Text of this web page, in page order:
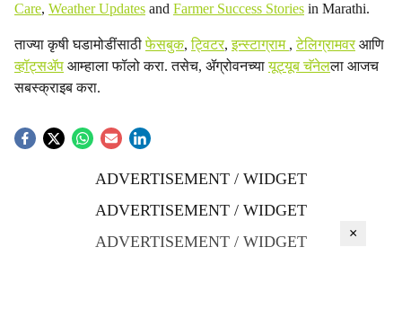
Care, Weather Updates and Farmer Success Stories in Marathi.
ताज्या कृषी घडामोडींसाठीफेसबुक,ट्विटर,इन्स्टाग्राम ,टेलिग्रामवरआणि
व्हॉट्सॲप आम्हाला फॉलो करा. तसेच, ॲग्रोवनच्यायूट्यूब चॅनेलला आजच
सबस्क्राइब करा.
ADVERTISEMENT / WIDGET
ADVERTISEMENT / WIDGET
ADVERTISEMENT / WIDGET
×